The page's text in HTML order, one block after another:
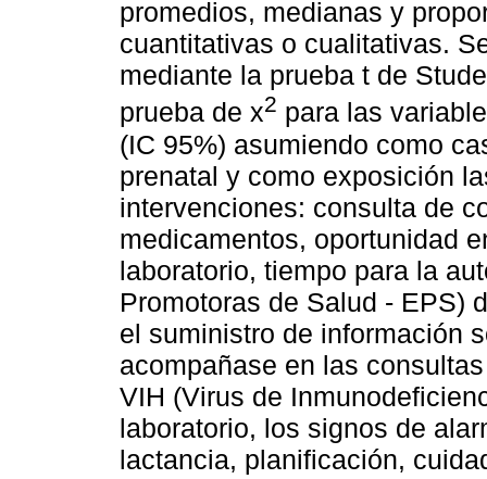
promedios, medianas y
cuantitativas o cualitativas.
mediante la prueba t de
prueba de x2 para las
(IC 95%) asumiendo como
prenatal y como exposición
intervenciones: consulta de
medicamentos, oportunidad
laboratorio, tiempo para la
Promotoras de Salud - EPS)
el suministro de información
acompañase en las
VIH (Virus de
laboratorio, los signos de
lactancia, planificación,